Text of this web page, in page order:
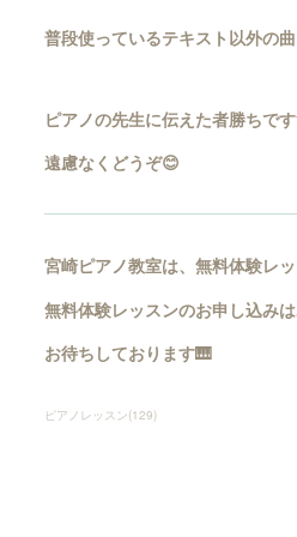
普段使っているテキスト以外の
ピアノの先生に伝えた者勝ちで
遠慮なくどうぞ😊
宮崎ピアノ教室は、無料体験レ
無料体験レッスンのお申し込み
お待ちしております🎹
ピアノレッスン(129)